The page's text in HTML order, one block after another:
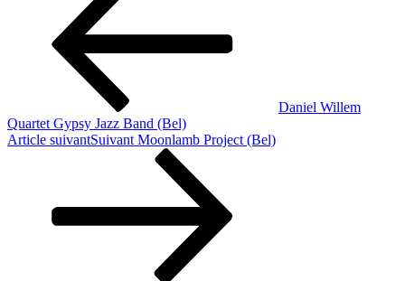
Daniel Willem
Quartet Gypsy Jazz Band (Bel)
Article suivantSuivant Moonlamb Project (Bel)